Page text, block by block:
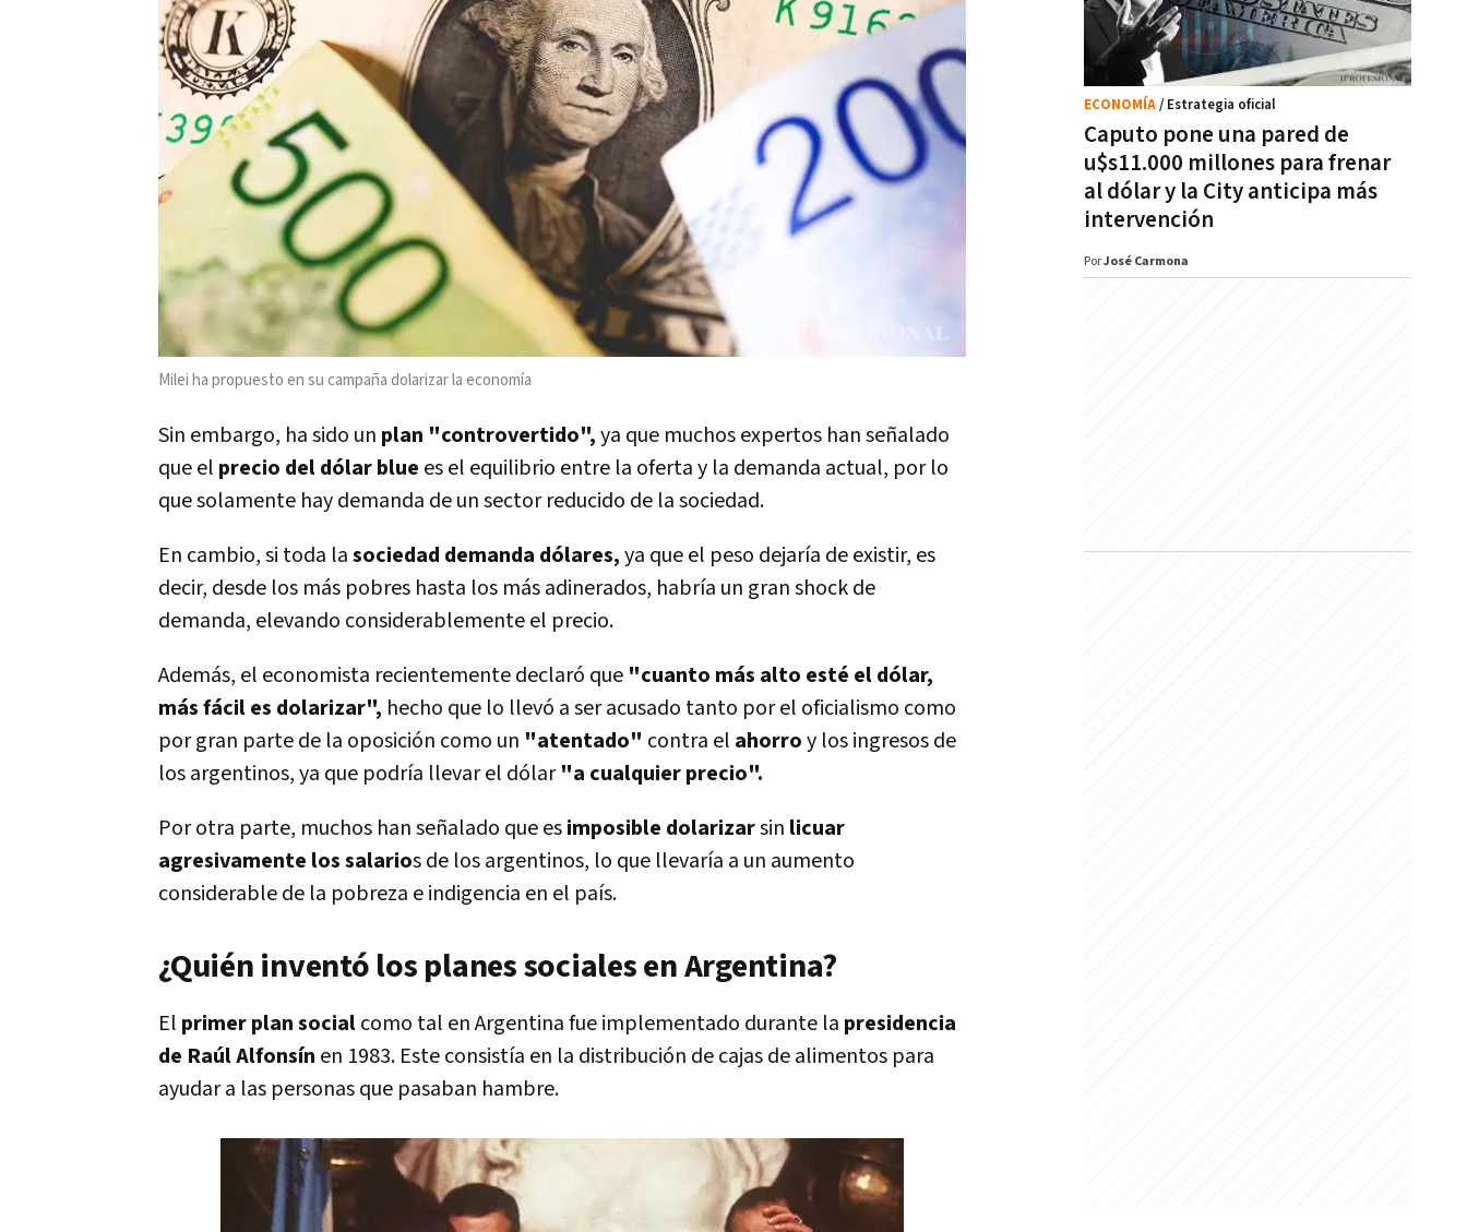
Milei ha propuesto en su campaña dolarizar la economía
Sin embargo, ha sido un plan "controvertido",ya que muchos expertos han señalado
que el precio del dólar blue es el equilibrio entre la oferta y la demanda actual, por lo
que solamente hay demanda de un sector reducido de la sociedad.
En cambio, si toda lasociedad demanda dólares,ya que el peso dejaría de existir, es
decir, desde los más pobres hasta los más adinerados, habría un gran shock de
demanda, elevando considerablemente el precio.
Además, el economista recientemente declaró que "cuanto más alto esté el dólar,
más fácil es dolarizar", hecho que lo llevó a ser acusado tanto por el oficialismo como
por gran parte de la oposición como un "atentado" contra el ahorroy los ingresos de
los argentinos, ya que podría llevar el dólar"a cualquier precio".
Por otra parte, muchos han señalado que esimposible dolarizarsin licuar
agresivamente los salarios de los argentinos, lo que llevaría a un aumento
considerable de la pobreza e indigencia en el país.
¿Quién inventó los planes sociales en Argentina?
El primer plan socialcomo tal en Argentina fue implementado durante la presidencia
de Raúl Alfonsín en 1983. Este consistía en la distribución de cajas de alimentos para
ayudar a las personas que pasaban hambre.
Caputo pone una pared de
u$s11.000 millones para frenar
al dólar y la City anticipa más
intervención
ECONOMÍA/ Estrategia oficial
PorJosé Carmona